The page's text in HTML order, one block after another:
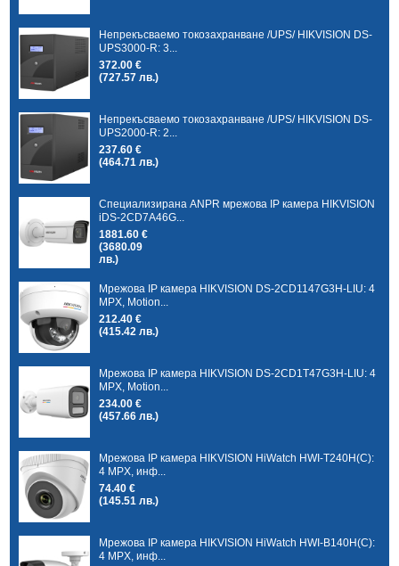
Непрекъсваемо токозахранване /UPS/ HIKVISION DS-
UPS3000-R: 3...
372.00 €
(727.57 лв.)
Непрекъсваемо токозахранване /UPS/ HIKVISION DS-
UPS2000-R: 2...
237.60 €
(464.71 лв.)
Специализирана ANPR мрежова IP камера HIKVISION
iDS-2CD7A46G...
1881.60 €
(3680.09
лв.)
Мрежова IP камера HIKVISION DS-2CD1147G3H-LIU: 4
MPX, Motion...
212.40 €
(415.42 лв.)
Мрежова IP камера HIKVISION DS-2CD1T47G3H-LIU: 4
MPX, Motion...
234.00 €
(457.66 лв.)
Мрежова IP камера HIKVISION HiWatch HWI-T240H(C):
4 MPX, инф...
74.40 €
(145.51 лв.)
Мрежова IP камера HIKVISION HiWatch HWI-B140H(C):
4 MPX, инф...